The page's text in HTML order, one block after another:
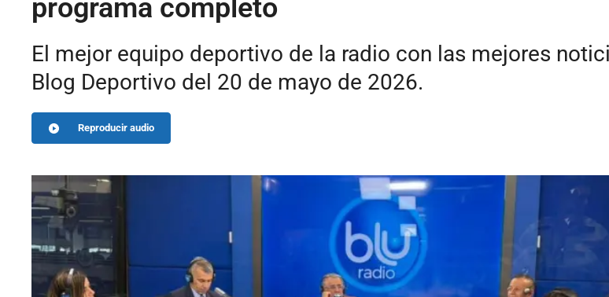
programa completo
El mejor equipo deportivo de la radio con las mejores
Blog Deportivo del 20 de mayo de 2026.
Reproducir audio